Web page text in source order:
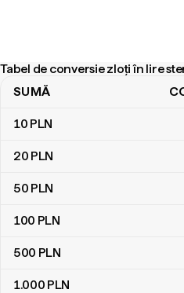
Tabel de conversie zloți în lire
Tabel de conversie zloți în lire
SUMĂ
10 PLN
20 PLN
50 PLN
100 PLN
500 PLN
1.000 PLN